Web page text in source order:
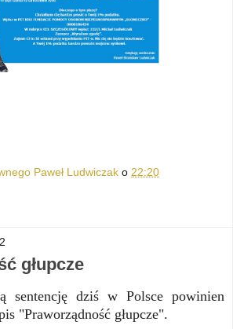
Paweł Ludwiczak o 22:20
głupcze
sentencję dziś w Polsce powinien
"Praworządność głupcze".